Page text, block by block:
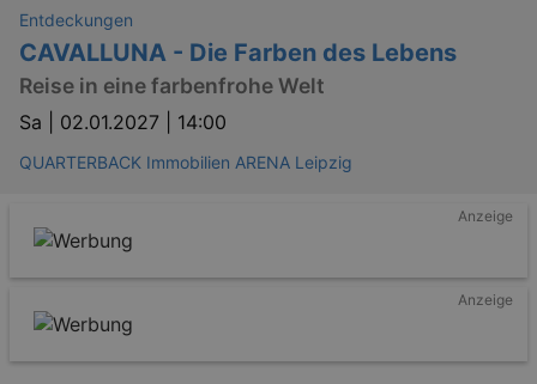
Entdeckungen
CAVALLUNA - Die Farben des Lebens
Reise in eine farbenfrohe Welt
Sa | 02.01.2027 | 14:00
QUARTERBACK Immobilien ARENA Leipzig
Anzeige
Anzeige